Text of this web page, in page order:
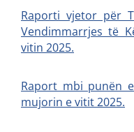
Raporti vjetor për
Vendimmarrjes të
vitin 2025.
Raport mbi punën
mujorin e vitit 2025.